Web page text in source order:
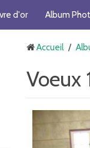
d'or Album
Accueil /
Voeux